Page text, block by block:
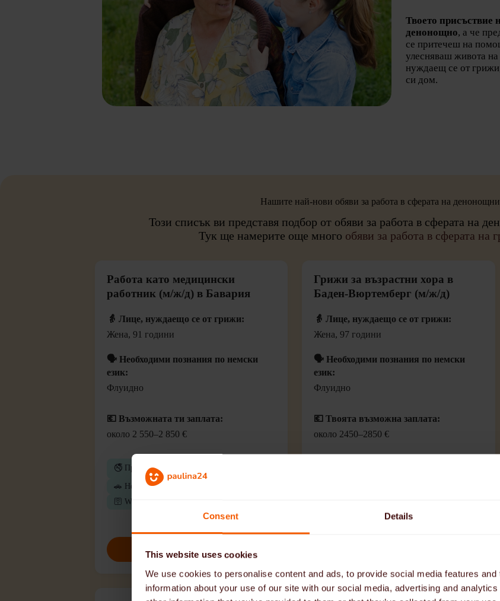
Consent Details
This website uses cookies
We use cookies to personalise content and ads, to provide social media features
information about your use of our site with our social media, advertising and
Твоето присъствие
денонощно, а че
се притечеш на
улесняваш живота
нуждаещ се от
си дом.
Нашите най-нови обяви за работа в сферата на
Този списък ви представя подбор от обяви за работа в сферата на
Тук ще намерите още много обяви за работа в сферата на
Работа като медицински
работник (м/ж/д) в Бавария
👵 Лице, нуждаещо се от грижи:
Жена, 91 години
🗣️ Необходими познания по немски
език:
Флуидно
💶 Възможната ти заплата:
около 2 550–2 850 €
🚭 Предпочитат се непушачи
🚗 Не се изисква шофьорска книжка
🛜 Wi-Fi
Кандидатствайте сега
Грижи за възрастни хора в
Баден-Вюртемберг (м/ж/д)
👵 Лице, нуждаещо се от грижи:
Жена, 97 години
🗣️ Необходими познания по немски
език:
Флуидно
💶 Твоята възможна заплата:
около 2450–2850 €